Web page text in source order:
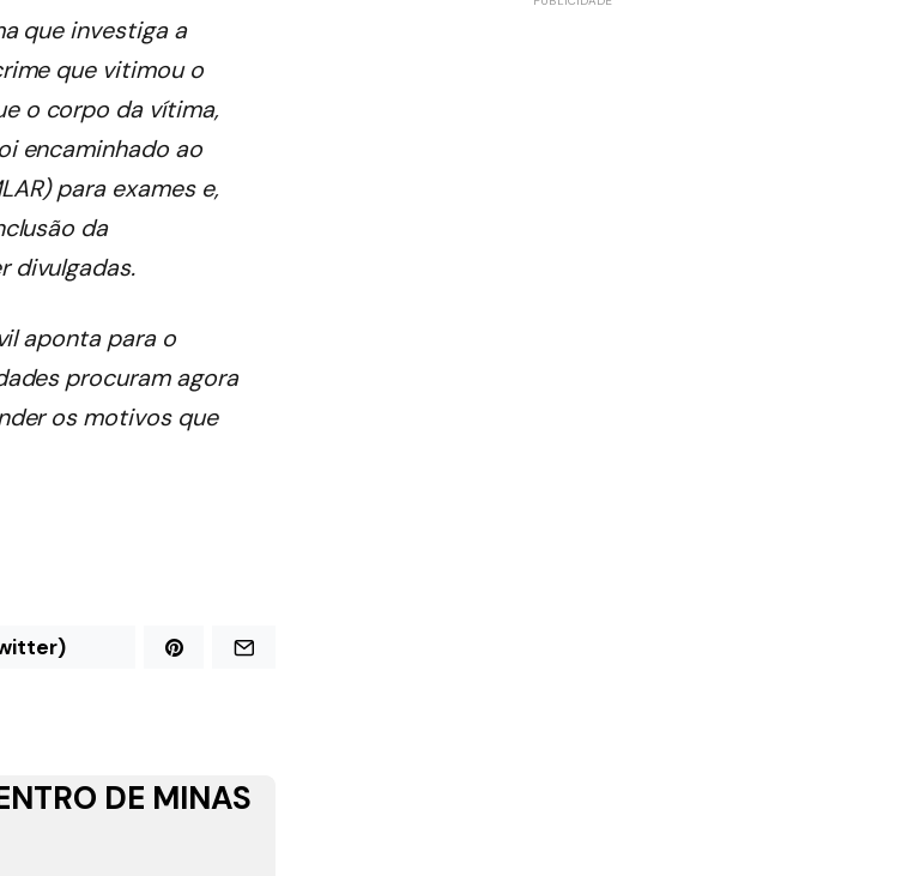
que investiga a
que vitimou o
o corpo da vítima,
encaminhado ao
para exames e,
da
divulgadas.
aponta para o
procuram agora
os motivos que
DE MINAS